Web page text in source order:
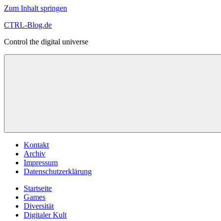
Zum Inhalt springen
CTRL-Blog.de
Control the digital universe
Kontakt
Archiv
Impressum
Datenschutzerklärung
Startseite
Games
Diversität
Digitaler Kult